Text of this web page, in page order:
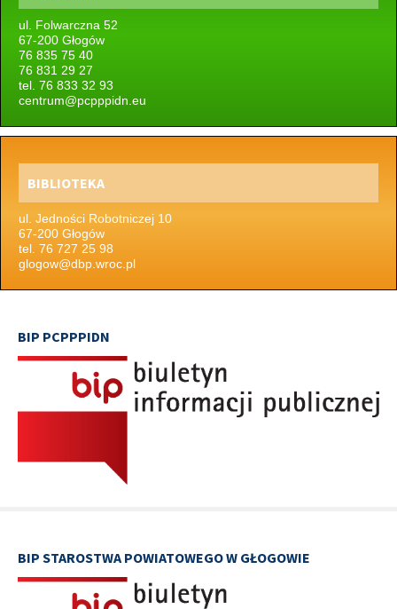
ul. Folwarczna 52
67-200 Głogów
76 835 75 40
76 831 29 27
tel. 76 833 32 93
centrum@pcpppidn.eu
BIBLIOTEKA
ul. Jedności Robotniczej 10
67-200 Głogów
tel. 76 727 25 98
glogow@dbp.wroc.pl
BIP PCPPPIDN
BIP STAROSTWA POWIATOWEGO W GŁOGOWIE